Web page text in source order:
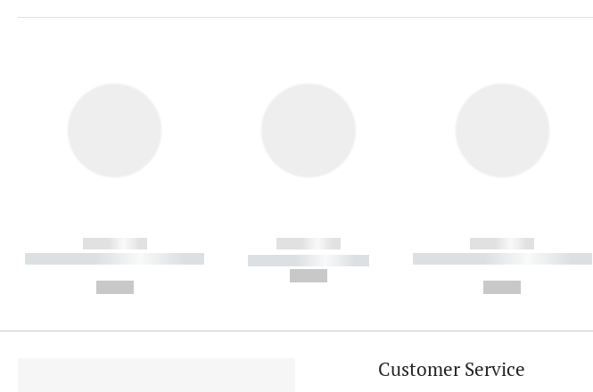
------------
----------- ----------- ----------
------------
----------- -----------
------------
----------- ----------- ----------
Customer Service